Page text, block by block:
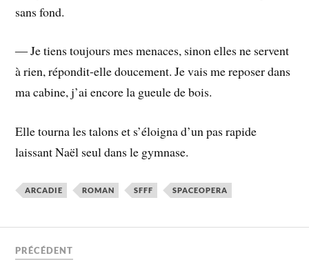
sans fond.
― Je tiens toujours mes menaces, sinon elles ne servent
à rien, répondit-elle doucement. Je vais me reposer dans
ma cabine, j’ai encore la gueule de bois.
Elle tourna les talons et s’éloigna d’un pas rapide
laissant Naël seul dans le gymnase.
ARCADIE ROMAN SFFF SPACEOPERA
PRÉCÉDENT